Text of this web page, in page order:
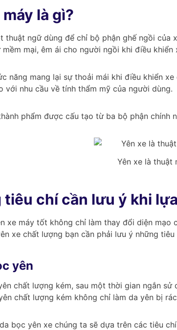
là gì?
thuật ngữ dùng để chỉ bộ phận ghế ngồi
mềm mại, êm ái cho người ngồi khi điều khiển
năng mang lại sự thoải mái khi điều khiển
với nhu cầu về tính thẩm mỹ của người dùng.
phẩm được cấu tạo từ ba bộ phận
Yên xe là thuật
tiêu chí cần lưu ý khi
xe máy tốt không chỉ làm thay đổi diện mạo
xe chất lượng bạn cần phải lưu ý những tiêu
yên
chất lượng kém, sau một thời gian ngắn
chất lượng kém không chỉ làm da yên bị
bọc yên xe chúng ta sẽ dựa trên các tiêu